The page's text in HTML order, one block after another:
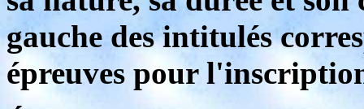
gauche des intitulés
épreuves pour